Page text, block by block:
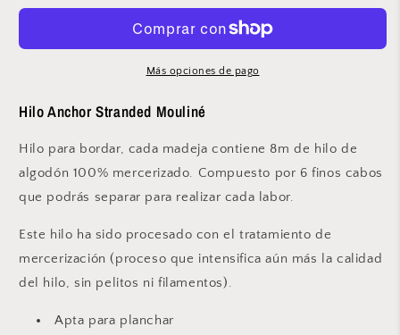
861
Más opciones de pago
Hilo Anchor Stranded Mouliné
Hilo para bordar, cada madeja contiene 8m de hilo de
algodón 100% mercerizado. Compuesto por 6 finos cabos
que podrás separar para realizar cada labor.
Este hilo ha sido procesado con el tratamiento de
mercerización (proceso que intensifica aún más la calidad
del hilo, sin pelitos ni filamentos).
Apta para planchar